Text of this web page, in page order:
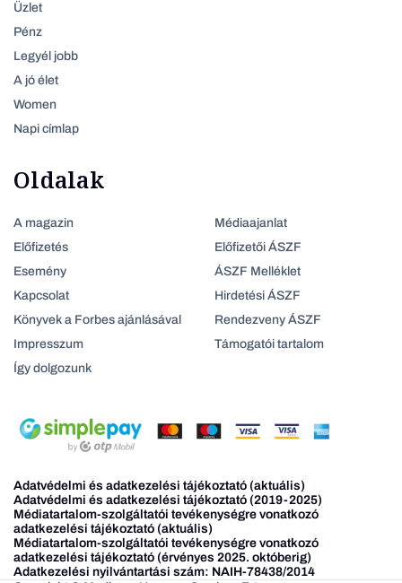
Üzlet
Pénz
Legyél jobb
A jó élet
Women
Napi címlap
Oldalak
A magazin
Előfizetés
Esemény
Kapcsolat
Könyvek a Forbes ajánlásával
Impresszum
Így dolgozunk
Médiaajanlat
Előfizetői ÁSZF
ÁSZF Melléklet
Hirdetési ÁSZF
Rendezveny ÁSZF
Támogatói tartalom
Adatvédelmi és adatkezelési tájékoztató (aktuális)
Adatvédelmi és adatkezelési tájékoztató (2019-2025)
Médiatartalom-szolgáltatói tevékenységre vonatkozó
adatkezelési tájékoztató (aktuális)
Médiatartalom-szolgáltatói tevékenységre vonatkozó
adatkezelési tájékoztató (érvényes 2025. októberig)
Adatkezelési nyilvántartási szám: NAIH-78438/2014